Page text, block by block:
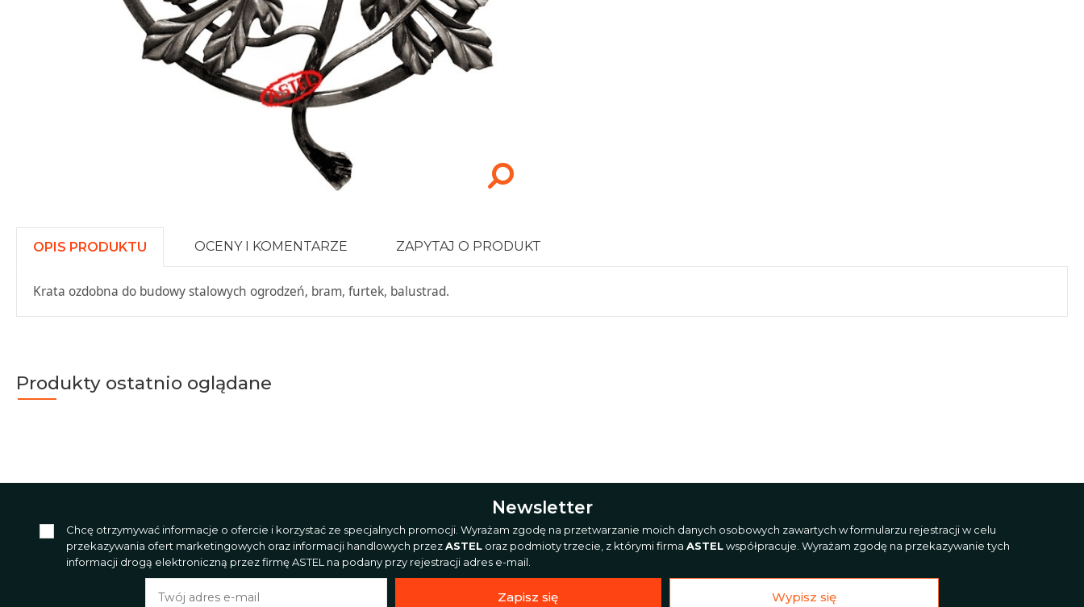
OPIS PRODUKTU OCENY I KOMENTARZE ZAPYTAJ O PRODUKT
Krata ozdobna do budowy stalowych ogrodzeń, bram, furtek, balustrad.
Produkty ostatnio oglądane
Newsletter
Chcę otrzymywać informacje o ofercie i korzystać ze specjalnych promocji. Wyrażam zgodę na przetwarzanie moich danych osobowych zawartych w formularzu rejestracji w celu
przekazywania ofert marketingowych oraz informacji handlowych przezASTEL oraz podmioty trzecie, z którymi firma ASTELwspółpracuje. Wyrażam zgodę na przekazywanie tych
informacji drogą elektroniczną przez firmę ASTEL na podany przy rejestracji adres e-mail.
Zapisz się Wypisz się